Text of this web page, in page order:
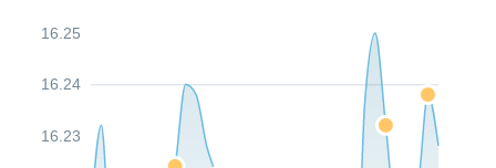
16.23
16.24
16.25